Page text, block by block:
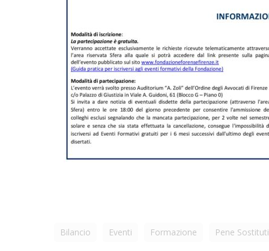
Bilancio Eventi Formazione Pene